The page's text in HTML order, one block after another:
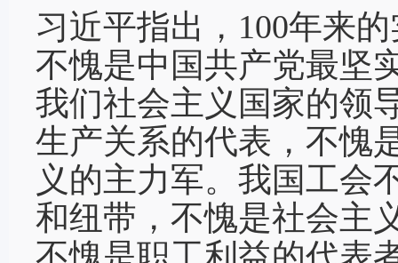
习近平指出，100年来
不愧是中国共产党最坚
我们社会主义国家的领
生产关系的代表，不愧
义的主力军。我国工会
和纽带，不愧是社会主